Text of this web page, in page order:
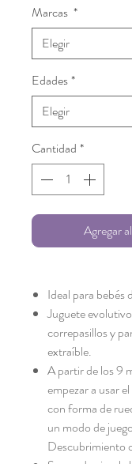
Marcas *
Edades*
Cantidad *
Agregar
Ideal para bebés
Juguete
correpasillos y
extraíble.
A partir de los 9
empezar a usar
con forma de
un modo de
Descubrimiento